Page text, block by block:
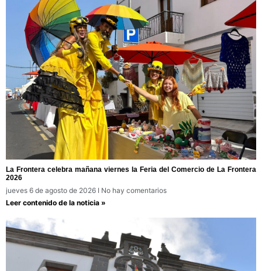
La Frontera celebra mañana viernes la Feria del Comercio de La Frontera
2026
jueves 6 de agosto de 2026
No hay comentarios
Leer contenido de la noticia »